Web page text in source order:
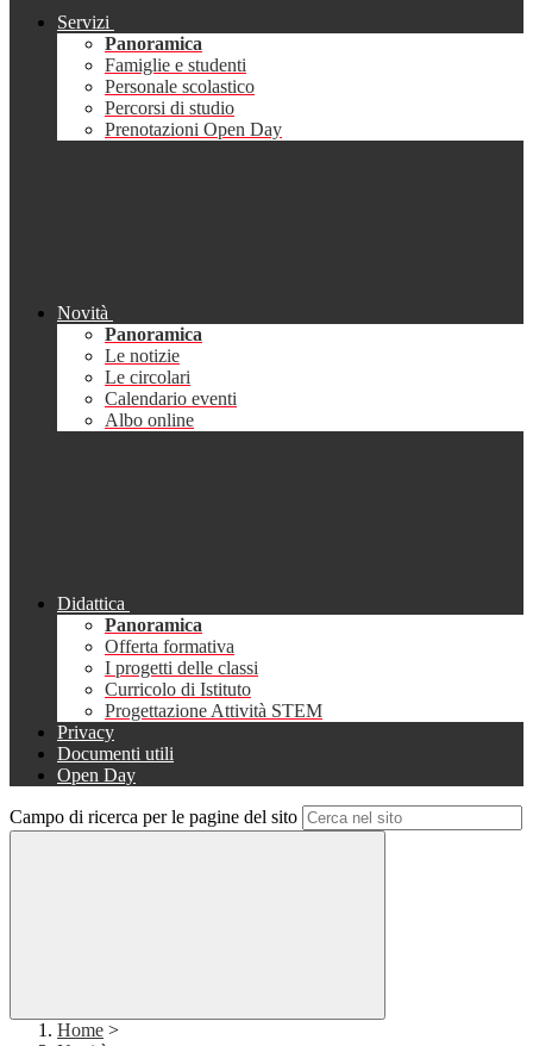
Servizi
Panoramica
Famiglie e studenti
Personale scolastico
Percorsi di studio
Prenotazioni Open Day
Novità
Panoramica
Le notizie
Le circolari
Calendario eventi
Albo online
Didattica
Panoramica
Offerta formativa
I progetti delle classi
Curricolo di Istituto
Progettazione Attività STEM
Privacy
Documenti utili
Open Day
Campo di ricerca per le pagine del sito
Home >